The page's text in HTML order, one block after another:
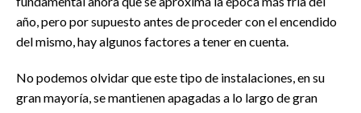
año, pero por supuesto antes de proceder con el encendido
del mismo, hay algunos factores a tener en cuenta.
No podemos olvidar que este tipo de instalaciones, en su
gran mayoría, se mantienen apagadas a lo largo de gran